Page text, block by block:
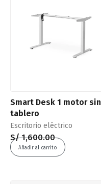
Smart Desk 1 motor sin
tablero
Escritorio eléctrico
S/1,600.00
Añadir al carrito